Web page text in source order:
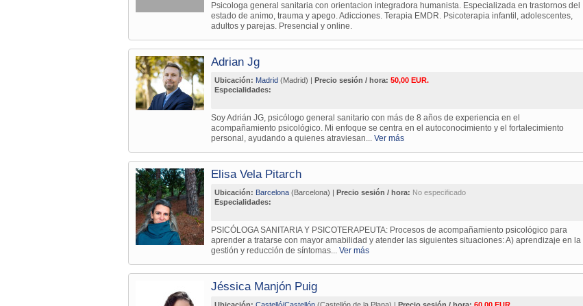
Psicologa general sanitaria con orientacion integradora humanista. Especializada en trastornos del
estado de animo, trauma y apego. Adicciones. Terapia EMDR. Psicoterapia infantil, adolescentes,
adultos y parejas. Presencial y online.
Adrian Jg
Ubicación: Madrid (Madrid) | Precio sesión / hora: 50,00 EUR.
Especialidades:
Soy Adrián JG, psicólogo general sanitario con más de 8 años de experiencia en el
acompañamiento psicológico. Mi enfoque se centra en el autoconocimiento y el fortalecimiento
personal, ayudando a quienes atraviesan... Ver más
Elisa Vela Pitarch
Ubicación: Barcelona (Barcelona) | Precio sesión / hora: No especificado
Especialidades:
PSICÓLOGA SANITARIA Y PSICOTERAPEUTA: Procesos de acompañamiento psicológico para
aprender a tratarse con mayor amabilidad y atender las siguientes situaciones: A) aprendizaje en la
gestión y reducción de síntomas... Ver más
Jéssica Manjón Puig